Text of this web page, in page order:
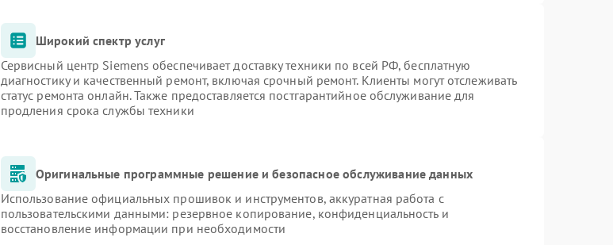
Широкий спектр услуг
Сервисный центр Siemens обеспечивает доставку техники по всей РФ, бесплатную
диагностику и качественный ремонт, включая срочный ремонт. Клиенты могут отслеживать
статус ремонта онлайн. Также предоставляется постгарантийное обслуживание для
продления срока службы техники
Оригинальные программные решение и безопасное обслуживание данных
Использование официальных прошивок и инструментов, аккуратная работа с
пользовательскими данными: резервное копирование, конфиденциальность и
восстановление информации при необходимости